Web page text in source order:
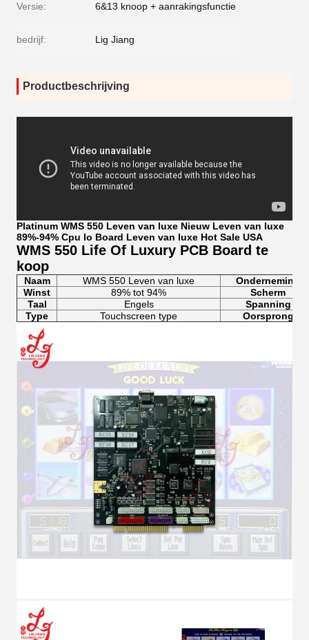
Versie: 6&13 knoop + aanrakingsfunctie
bedrijf: Lig Jiang
Productbeschrijving
Platinum WMS 550 Leven van luxe Nieuw Leven van luxe
89%-94% Cpu Io Board Leven van luxe Hot Sale USA
WMS 550 Life Of Luxury PCB Board te
koop
Naam WMS 550 Leven van luxe
Onderneming
Winst
89% tot 94%
Scherm
Taal
Engels
Spanning
Type
Touchscreen type Oorsprong